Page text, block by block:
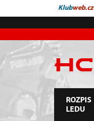
Klubweb.cz
ROZPIS
LEDU